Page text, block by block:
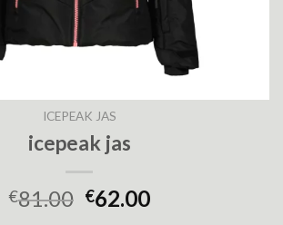
ICEPEAK JAS
icepeak jas
€81.00 €62.00